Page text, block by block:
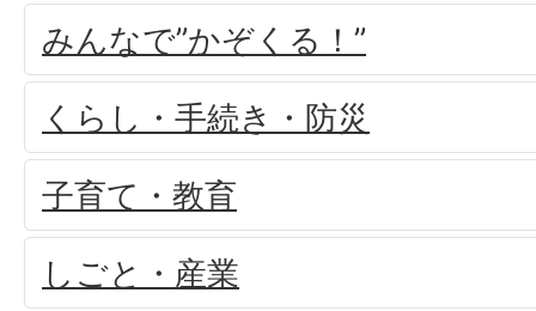
みんなで”かぞくる！”
くらし・手続き・防災
子育て・教育
しごと・産業